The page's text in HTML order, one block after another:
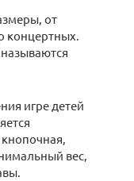
от
концертных.
игре детей
вес,